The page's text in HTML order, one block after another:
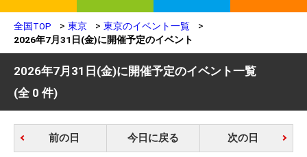
全国TOP 東京
東京のイベント一覧
2026年7月31日(金)に開催予定のイベント
2026年7月31日(金)に開催予定のイベント一覧
(全 0 件)
前の日 今日に戻る 次の日